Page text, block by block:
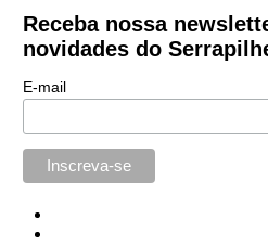
Receba nossa
novidades do
E-mail